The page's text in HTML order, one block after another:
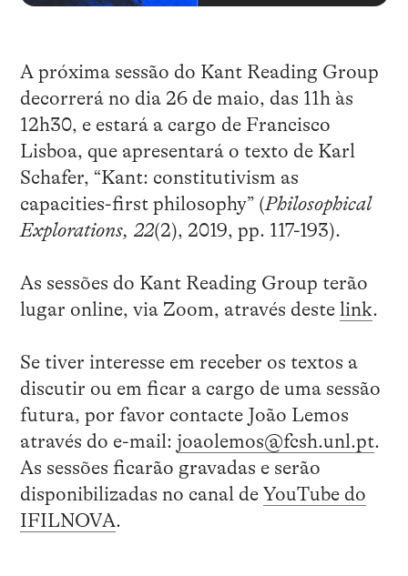
A próxima sessão do Kant Reading Group
decorrerá no dia 26 de maio, das 11h às
12h30, e estará a cargo de Francisco
Lisboa, que apresentará o texto de Karl
Schafer, “Kant: constitutivism as
capacities-first philosophy” (Philosophical
Explorations, 22(2), 2019, pp. 117-193).
As sessões do Kant Reading Group terão
lugar online, via Zoom, através deste link.
Se tiver interesse em receber os textos a
discutir ou em ficar a cargo de uma sessão
futura, por favor contacte João Lemos
através do e-mail: joaolemos@fcsh.unl.pt.
As sessões ficarão gravadas e serão
disponibilizadas no canal de YouTube do
IFILNOVA.